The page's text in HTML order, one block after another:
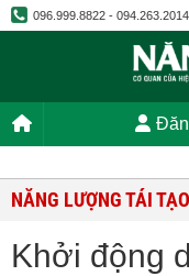
096.999.8822 - 094.263.2014
NĂNG LƯỢNG TÁI TẠO
Khởi động